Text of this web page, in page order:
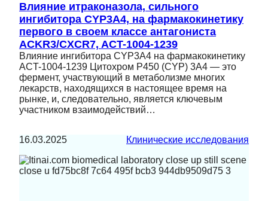
Влияние итраконазола, сильного
ингибитора CYP3A4, на фармакокинетику
первого в своем классе антагониста
ACKR3/CXCR7, ACT-1004-1239
Влияние ингибитора CYP3A4 на фармакокинетику
ACT-1004-1239 Цитохром Р450 (CYP) 3A4 — это
фермент, участвующий в метаболизме многих
лекарств, находящихся в настоящее время на
рынке, и, следовательно, является ключевым
участником взаимодействий…
16.03.2025 Клинические исследования